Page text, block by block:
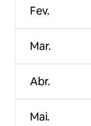
Fev.
Mar.
Abr.
Mai.